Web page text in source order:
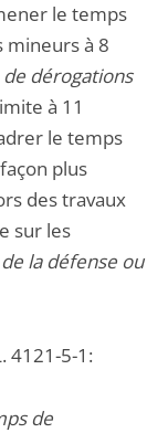
le temps
mineurs à 8
dérogations
à 11
le temps
plus
des travaux
sur les
la défense ou
4121-5-1:
de